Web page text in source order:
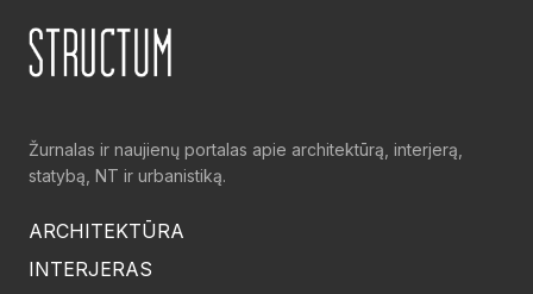
Žurnalas ir naujienų portalas apie architektūrą, interjerą,
statybą, NT ir urbanistiką.
ARCHITEKTŪRA
INTERJERAS